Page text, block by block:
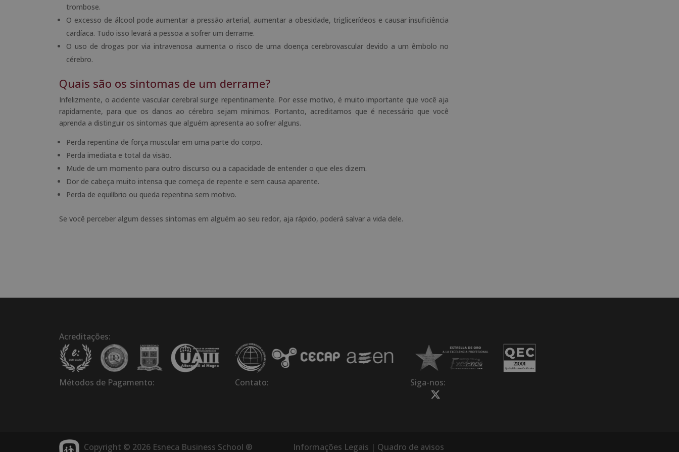
trombose.
O excesso de álcool pode aumentar a pressão arterial, aumentar a obesidade, triglicerídeos e causar insuficiência
cardíaca. Tudo isso levará a pessoa a sofrer um derrame.
O uso de drogas por via intravenosa aumenta o risco de uma doença cerebrovascular devido a um êmbolo no
cérebro.
Quais são os sintomas de um derrame?
Infelizmente, o acidente vascular cerebral surge repentinamente. Por esse motivo, é muito importante que você aja
rapidamente, para que os danos ao cérebro sejam mínimos. Portanto, acreditamos que é necessário que você
aprenda a distinguir os sintomas que alguém apresenta ao sofrer alguns.
Perda repentina de força ​​muscular em uma parte do corpo.
Perda imediata e total da visão.
Mude de um momento para outro discurso ou a capacidade de entender o que eles dizem.
Dor de cabeça muito intensa que começa de repente e sem causa aparente.
Perda de equilíbrio ou queda repentina sem motivo.
Se você perceber algum desses sintomas em alguém ao seu redor, aja rápido, poderá salvar a vida dele.
Acreditações:
Métodos de Pagamento: Contato: Siga-nos:
Copyright © 2026 Esneca Business School ® Informações Legais | Quadro de avisos